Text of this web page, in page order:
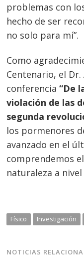
problemas con
hecho de ser
no solo para mí”.
Como
Centenario, el
conferencia“De
violación de las
segunda
los pormenores
avanzado en el
comprendemos
naturaleza a
Físico Investigación
NOTICIAS